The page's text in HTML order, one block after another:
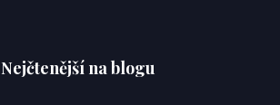
Nejčtenější na blogu